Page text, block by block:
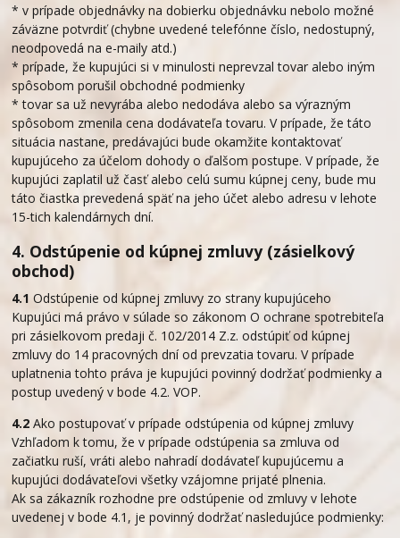
* v prípade objednávky na dobierku objednávku nebolo možné
záväzne potvrdiť (chybne uvedené telefónne číslo, nedostupný,
neodpovedá na e-maily atd.)
* prípade, že kupujúci si v minulosti neprevzal tovar alebo iným
spôsobom porušil obchodné podmienky
* tovar sa už nevyrába alebo nedodáva alebo sa výrazným
spôsobom zmenila cena dodávateľa tovaru. V prípade, že táto
situácia nastane, predávajúci bude okamžite kontaktovať
kupujúceho za účelom dohody o ďalšom postupe. V prípade, že
kupujúci zaplatil už časť alebo celú sumu kúpnej ceny, bude mu
táto čiastka prevedená späť na jeho účet alebo adresu v lehote
15-tich kalendárnych dní.
4. Odstúpenie od kúpnej zmluvy (zásielkový
obchod)
4.1 Odstúpenie od kúpnej zmluvy zo strany kupujúceho
Kupujúci má právo v súlade so zákonom O ochrane spotrebiteľa
pri zásielkovom predaji č. 102/2014 Z.z. odstúpiť od kúpnej
zmluvy do 14 pracovných dní od prevzatia tovaru. V prípade
uplatnenia tohto práva je kupujúci povinný dodržať podmienky a
postup uvedený v bode 4.2. VOP.
4.2 Ako postupovať v prípade odstúpenia od kúpnej zmluvy
Vzhľadom k tomu, že v prípade odstúpenia sa zmluva od
začiatku ruší, vráti alebo nahradí dodávateľ kupujúcemu a
kupujúci dodávateľovi všetky vzájomne prijaté plnenia.
Ak sa zákazník rozhodne pre odstúpenie od zmluvy v lehote
uvedenej v bode 4.1, je povinný dodržať nasledujúce podmienky: